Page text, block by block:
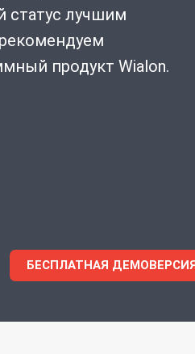
статус лучшим
продукт Wialon.
БЕСПЛАТНАЯ